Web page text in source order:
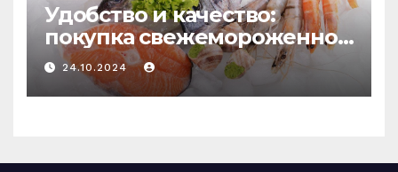
Удобство и качество:
покупка свежемороженной
рыбы онлайн
24.10.2024